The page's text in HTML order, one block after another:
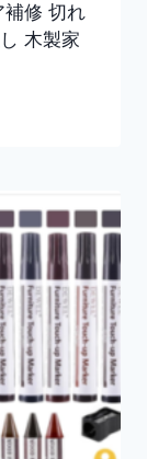
修 切れ
木製家